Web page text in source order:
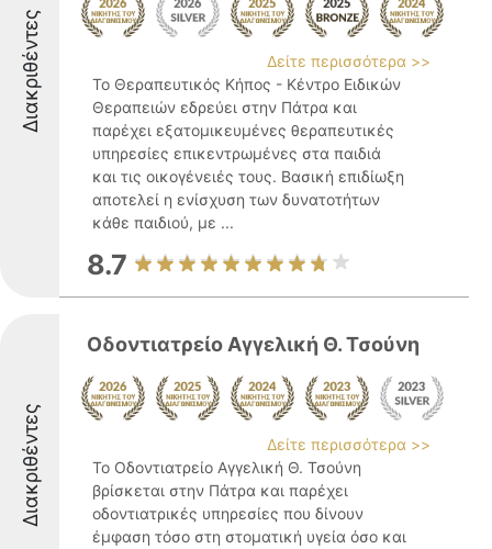
Διακριθέντες
Δείτε περισσότερα >>
Το Θεραπευτικός Κήπος - Κέντρο Ειδικών
Θεραπειών εδρεύει στην Πάτρα και
παρέχει εξατομικευμένες θεραπευτικές
υπηρεσίες επικεντρωμένες στα παιδιά
και τις οικογένειές τους. Βασική επιδίωξη
αποτελεί η ενίσχυση των δυνατοτήτων
κάθε παιδιού, με ...
8.7
Διακριθέντες
Οδοντιατρείο Αγγελική Θ. Τσούνη
Δείτε περισσότερα >>
Το Οδοντιατρείο Αγγελική Θ. Τσούνη
βρίσκεται στην Πάτρα και παρέχει
οδοντιατρικές υπηρεσίες που δίνουν
έμφαση τόσο στη στοματική υγεία όσο και